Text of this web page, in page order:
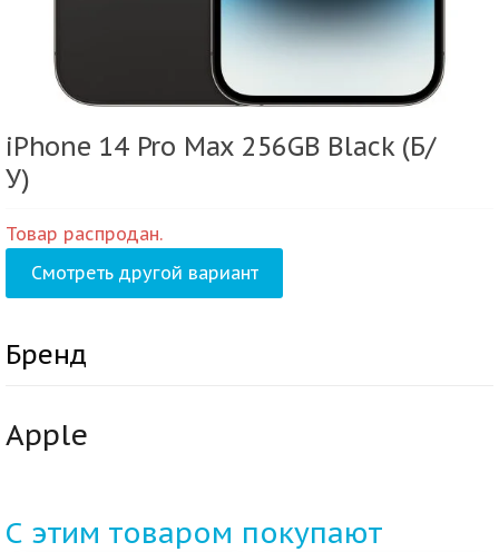
iPhone 14 Pro Max 256GB Black (Б/
У)
Товар распродан.
Смотреть другой вариант
Бренд
Apple
С этим товаром покупают